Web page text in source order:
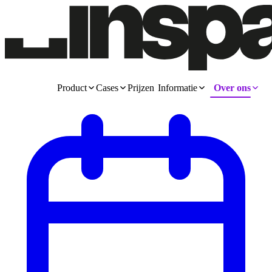
Product Cases Prijzen Informatie Over ons